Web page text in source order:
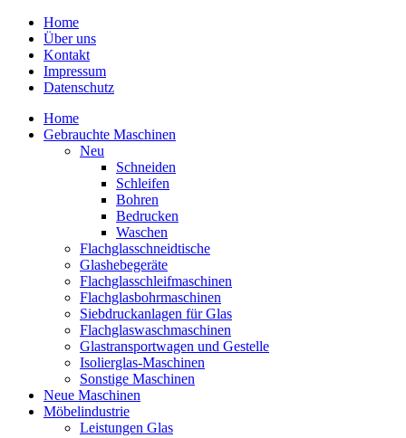
Home
Über uns
Kontakt
Impressum
Datenschutz
Home
Gebrauchte Maschinen
Neu
Schneiden
Schleifen
Bohren
Bedrucken
Waschen
Flachglasschneidtische
Glashebegeräte
Flachglasschleifmaschinen
Flachglasbohrmaschinen
Siebdruckanlagen für Glas
Flachglaswaschmaschinen
Glastransportwagen und Gestelle
Isolierglas-Maschinen
Sonstige Maschinen
Neue Maschinen
Möbelindustrie
Leistungen Glas